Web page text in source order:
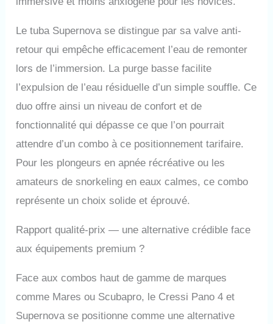
Le tuba Supernova se distingue par sa valve anti-
retour qui empêche efficacement l’eau de remonter
lors de l’immersion. La purge basse facilite
l’expulsion de l’eau résiduelle d’un simple souffle. Ce
duo offre ainsi un niveau de confort et de
fonctionnalité qui dépasse ce que l’on pourrait
attendre d’un combo à ce positionnement tarifaire.
Pour les plongeurs en apnée récréative ou les
amateurs de snorkeling en eaux calmes, ce combo
représente un choix solide et éprouvé.
Rapport qualité-prix — une alternative crédible face
aux équipements premium ?
Face aux combos haut de gamme de marques
comme Mares ou Scubapro, le Cressi Pano 4 et
Supernova se positionne comme une alternative